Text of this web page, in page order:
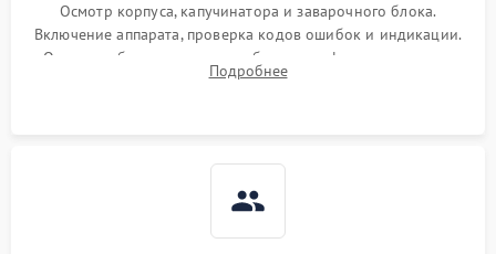
Осмотр корпуса, капучинатора и заварочного блока.
Включение аппарата, проверка кодов ошибок и индикации.
Оценка работы помпы, термоблока и кофемолки на слух.
Измерение температуры и давления воды для выявления
Подробнее